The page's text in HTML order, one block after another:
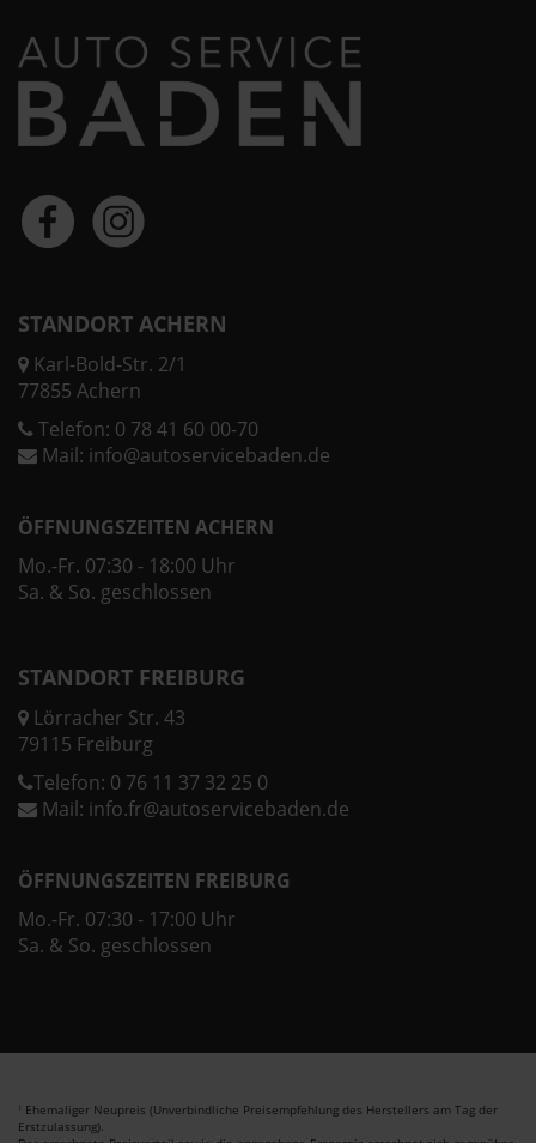
STANDORT ACHERN
Karl-Bold-Str. 2/1
77855 Achern
Telefon: 0 78 41 60 00-70
Mail: info@autoservicebaden.de
ÖFFNUNGSZEITEN ACHERN
Mo.-Fr. 07:30 - 18:00 Uhr
Sa. & So. geschlossen
STANDORT FREIBURG
Lörracher Str. 43
79115 Freiburg
Telefon: 0 76 11 37 32 25 0
Mail: info.fr@autoservicebaden.de
ÖFFNUNGSZEITEN FREIBURG
Mo.-Fr. 07:30 - 17:00 Uhr
Sa. & So. geschlossen
1 Ehemaliger Neupreis (Unverbindliche Preisempfehlung des Herstellers am Tag der
Erstzulassung).